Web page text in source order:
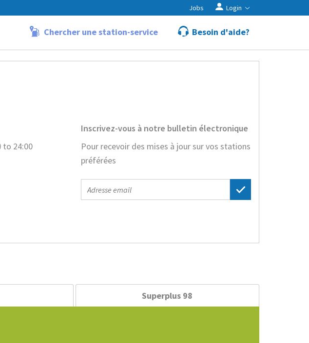
Jobs Login
Chercher une station-service Besoin d'aide?
to 24:00
Inscrivez-vous à notre bulletin électronique
Pour recevoir des mises à jour sur vos stations
préférées
E-
mail
Superplus 98